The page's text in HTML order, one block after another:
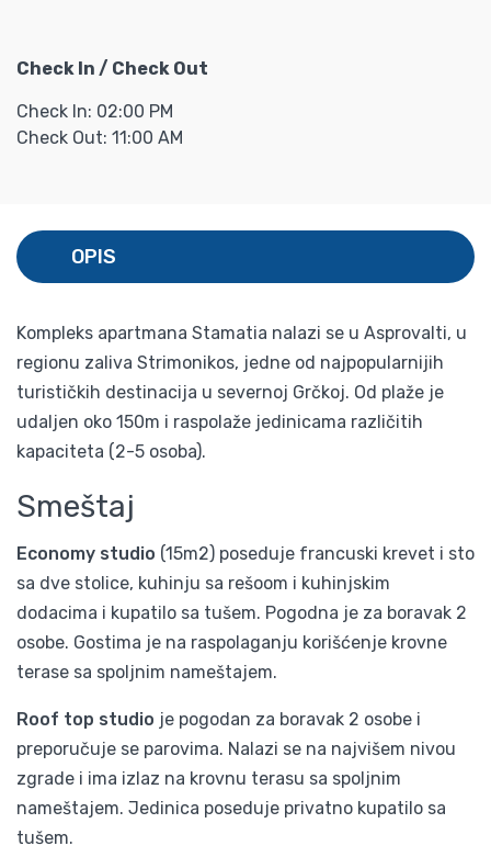
Check In / Check Out
Check In: 02:00 PM
Check Out: 11:00 AM
OPIS
Kompleks apartmana Stamatia nalazi se u Asprovalti, u
regionu zaliva Strimonikos, jedne od najpopularnijih
turističkih destinacija u severnoj Grčkoj. Od plaže je
udaljen oko 150m i raspolaže jedinicama različitih
kapaciteta (2-5 osoba).
Smeštaj
Economy studio (15m2) poseduje francuski krevet i sto
sa dve stolice, kuhinju sa rešoom i kuhinjskim
dodacima i kupatilo sa tušem. Pogodna je za boravak 2
osobe. Gostima je na raspolaganju korišćenje krovne
terase sa spoljnim nameštajem.
Roof top studio je pogodan za boravak 2 osobe i
preporučuje se parovima. Nalazi se na najvišem nivou
zgrade i ima izlaz na krovnu terasu sa spoljnim
nameštajem. Jedinica poseduje privatno kupatilo sa
tušem.